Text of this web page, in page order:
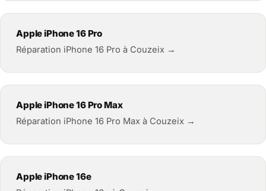
Apple iPhone 16 Pro
Réparation iPhone 16 Pro à Couzeix →
Apple iPhone 16 Pro Max
Réparation iPhone 16 Pro Max à Couzeix →
Apple iPhone 16e